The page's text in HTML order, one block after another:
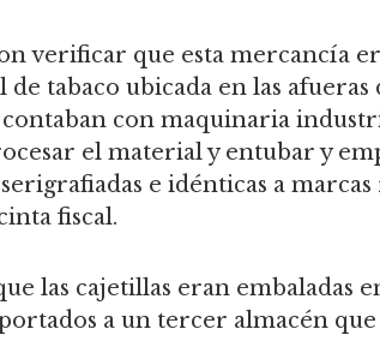
verificar que esta mercancía
tabaco ubicada en las afueras
con maquinaria
el material y entubar y
e idénticas a marcas
fiscal.
las cajetillas eran embaladas
a un tercer almacén